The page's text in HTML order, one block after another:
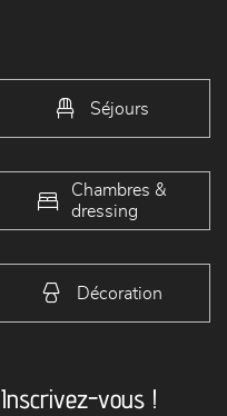
Séjours
Chambres &
dressing
Décoration
Inscrivez-vous !